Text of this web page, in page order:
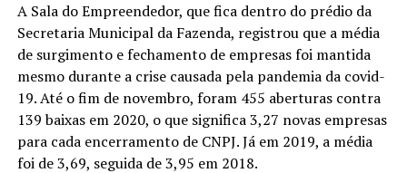
A Sala do Empreendedor, que fica dentro do prédio da
Secretaria Municipal da Fazenda, registrou que a média
de surgimento e fechamento de empresas foi mantida
mesmo durante a crise causada pela pandemia da covid-
19. Até o fim de novembro, foram 455 aberturas contra
139 baixas em 2020, o que significa 3,27 novas empresas
para cada encerramento de CNPJ. Já em 2019, a média
foi de 3,69, seguida de 3,95 em 2018.